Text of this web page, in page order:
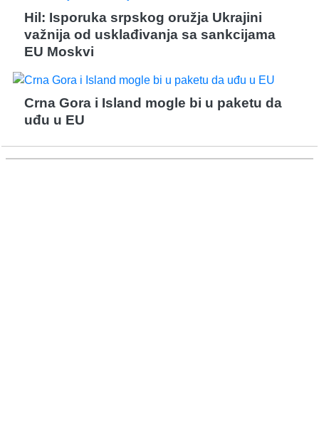
Hil: Isporuka srpskog oružja Ukrajini
važnija od usklađivanja sa sankcijama
EU Moskvi
Crna Gora i Island mogle bi u paketu da
uđu u EU